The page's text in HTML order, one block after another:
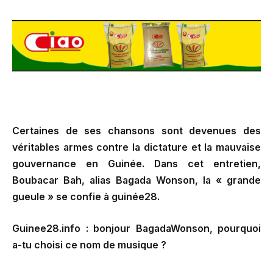
Certaines de ses chansons sont devenues des
véritables armes contre la dictature et la mauvaise
gouvernance en Guinée. Dans cet entretien,
Boubacar Bah, alias Bagada Wonson, la « grande
gueule » se confie à guinée28.
Guinee28.info : bonjour BagadaWonson, pourquoi
a-tu choisi ce nom de musique ?